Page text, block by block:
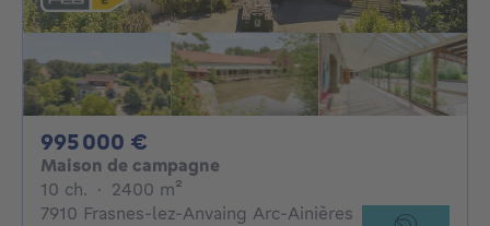
995 000 €
Maison de campagne
10 ch. 10 chambres
· 2400 m²
7910 Frasnes-lez-Anvaing Arc-Ainières